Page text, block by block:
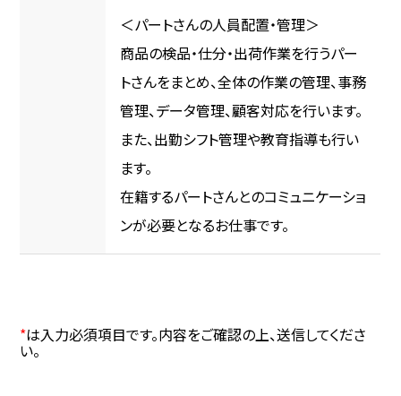
＜パートさんの人員配置・管理＞
商品の検品・仕分・出荷作業を行うパー
トさんをまとめ、全体の作業の管理、事務
管理、データ管理、顧客対応を行います。
また、出勤シフト管理や教育指導も行い
ます。
在籍するパートさんとのコミュニケーショ
ンが必要となるお仕事です。
*は入力必須項目です。内容をご確認の上、送信してくださ
い。